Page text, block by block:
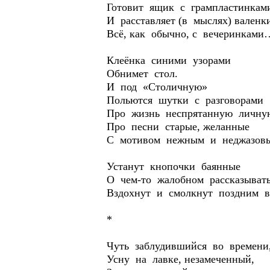
Готовит ящик с
И расставляет (в мыслях)
Всё, как обычно, с
Клеёнка синими узорами
Обнимет стол.
И под «Столичную»
Польются шутки с разговорами
Про жизнь неспрятанную
Про песни старые, желанные
С мотивом нежным и
Устанут кнопочки баянные
О чем-то жалобном
Вздохнут и смолкнут поздним
*
Чуть заблудившийся во
Усну на лавке, незамеченный,